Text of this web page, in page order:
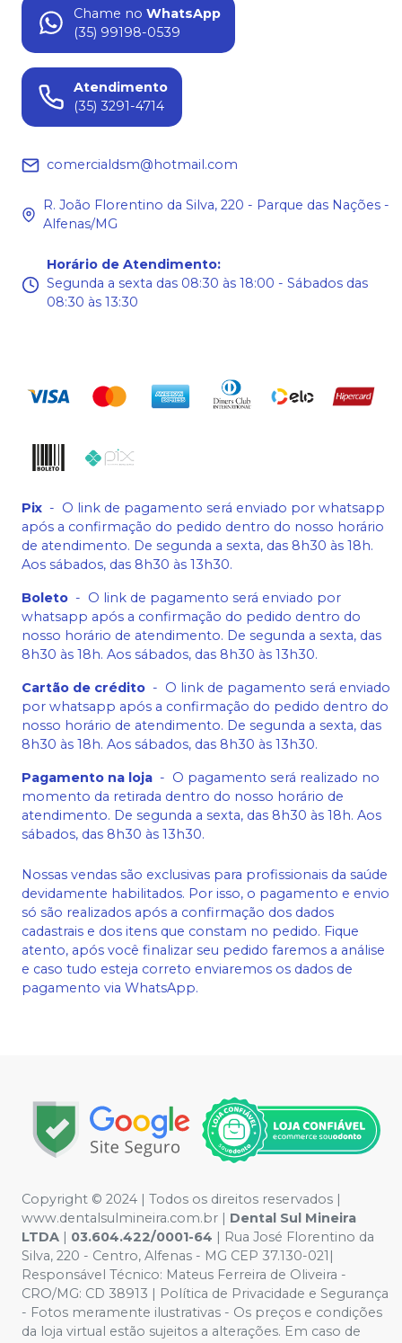
Chame no WhatsApp
(35) 99198-0539
Atendimento
(35) 3291-4714
comercialdsm@hotmail.com
R. João Florentino da Silva, 220 - Parque das Nações -
Alfenas/MG
Horário de Atendimento:
Segunda a sexta das 08:30 às 18:00 - Sábados das
08:30 às 13:30
Pix - O link de pagamento será enviado por whatsapp
após a confirmação do pedido dentro do nosso horário
de atendimento. De segunda a sexta, das 8h30 às 18h.
Aos sábados, das 8h30 às 13h30.
Boleto - O link de pagamento será enviado por
whatsapp após a confirmação do pedido dentro do
nosso horário de atendimento. De segunda a sexta, das
8h30 às 18h. Aos sábados, das 8h30 às 13h30.
Cartão de crédito - O link de pagamento será enviado
por whatsapp após a confirmação do pedido dentro do
nosso horário de atendimento. De segunda a sexta, das
8h30 às 18h. Aos sábados, das 8h30 às 13h30.
Pagamento na loja - O pagamento será realizado no
momento da retirada dentro do nosso horário de
atendimento. De segunda a sexta, das 8h30 às 18h. Aos
sábados, das 8h30 às 13h30.
Nossas vendas são exclusivas para profissionais da saúde
devidamente habilitados. Por isso, o pagamento e envio
só são realizados após a confirmação dos dados
cadastrais e dos itens que constam no pedido. Fique
atento, após você finalizar seu pedido faremos a análise
e caso tudo esteja correto enviaremos os dados de
pagamento via WhatsApp.
Copyright © 2024 | Todos os direitos reservados |
www.dentalsulmineira.com.br | Dental Sul Mineira
LTDA | 03.604.422/0001-64 | Rua José Florentino da
Silva, 220 - Centro, Alfenas - MG CEP 37.130-021|
Responsável Técnico: Mateus Ferreira de Oliveira -
CRO/MG: CD 38913 | Política de Privacidade e Segurança
- Fotos meramente ilustrativas - Os preços e condições
da loja virtual estão sujeitos a alterações. Em caso de